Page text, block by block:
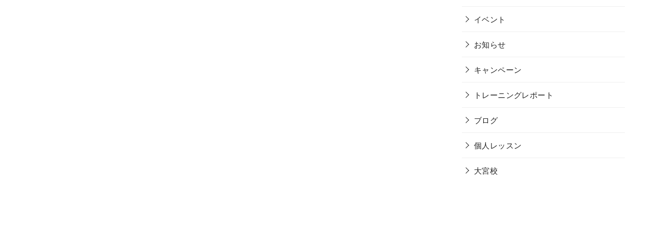
イベント
お知らせ
キャンペーン
トレーニングレポート
ブログ
個人レッスン
大宮校